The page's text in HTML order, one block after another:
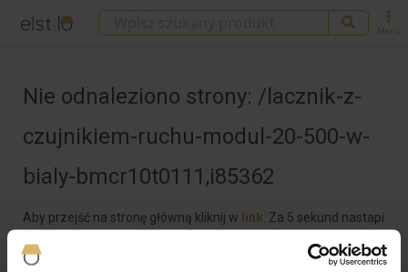
Menu
Nie odnaleziono strony: /lacznik-z-
czujnikiem-ruchu-modul-20-500-w-
bialy-bmcr10t0111,i85362
Aby przejść na stronę główną kliknij w link Za 5 sekund nastapi
automatyczne przekierowanie na stronę główną.